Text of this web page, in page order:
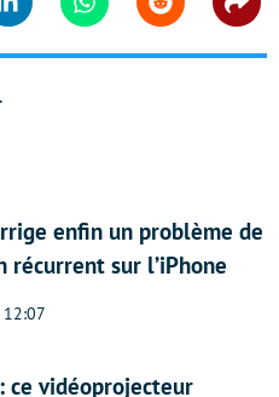
Linkedin WhatsappReddit
enfin un problème de
récurrent sur l’iPhone
ce vidéoprojecteur